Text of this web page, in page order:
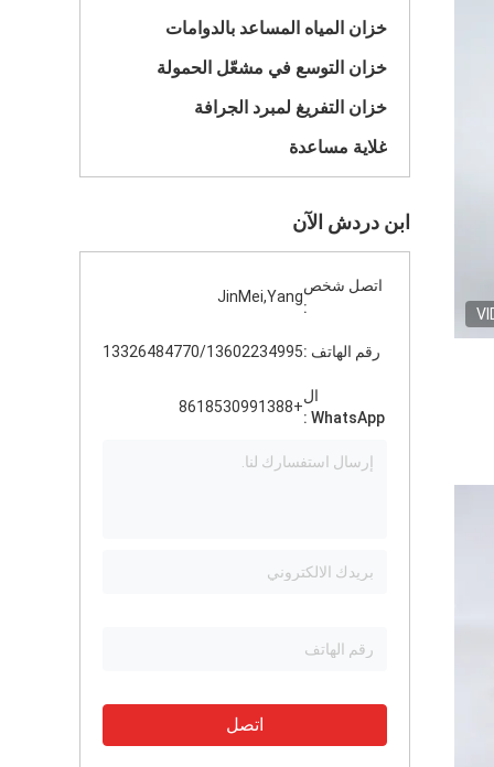
خزان المياه المساعد بالدوامات
خزان التوسع في مشعّل الحمولة
خزان التفريغ لمبرد الجرافة
غلاية مساعدة
ابن دردش الآن
اتصل شخص
:
JinMei,Yang
رقم الهاتف :13326484770/13602234995
ال
WhatsApp :
+8618530991388
اتصل